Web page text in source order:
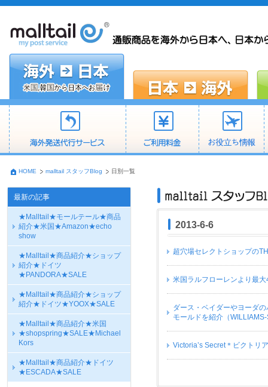
HOME malltail スタッフBlog 日別一覧
最新の記事
★Malltail★モールテール★商品
紹介★米国★Amazon★echo
show
★Malltail★商品紹介★ショップ
紹介★ドイツ
★PANDORA★SALE
★Malltail★商品紹介★ショップ
紹介★ドイツ★YOOX★SALE
★Malltail★商品紹介★米国
★shopspring★SALE★Michael
Kors
★Malltail★商品紹介★ドイツ
★ESCADA★SALE
2013-6-6
超穴場セレクトショップの
米国ラルフローレンより最
ダース・ベイダーやヨーダ
モールドを紹介（
Victoria’s Secret＊ビクトリ